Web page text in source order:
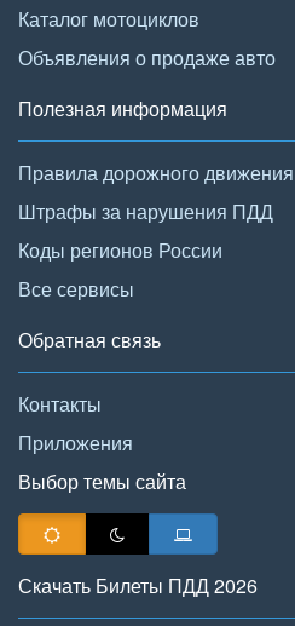
Каталог мотоциклов
Объявления о продаже авто
Полезная информация
Правила дорожного движения
Штрафы за нарушения ПДД
Коды регионов России
Все сервисы
Обратная связь
Контакты
Приложения
Выбор темы сайта
Скачать Билеты ПДД 2026